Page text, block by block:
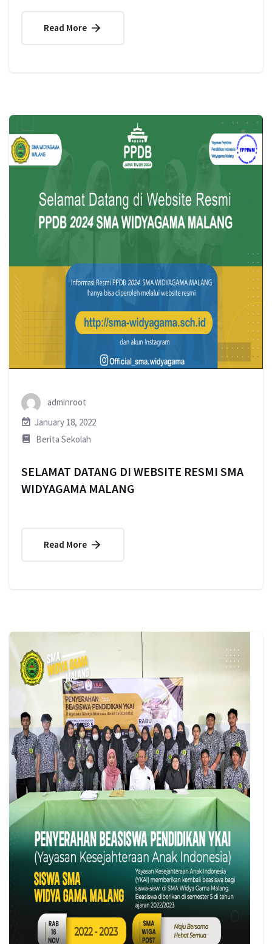
Read More
adminroot
January 18, 2022
Berita Sekolah
SELAMAT DATANG DI WEBSITE RESMI SMA
WIDYAGAMA MALANG
Read More